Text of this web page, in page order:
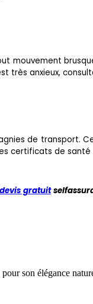
très anxieux,
de
certificats de
devis gratuit
son élégance